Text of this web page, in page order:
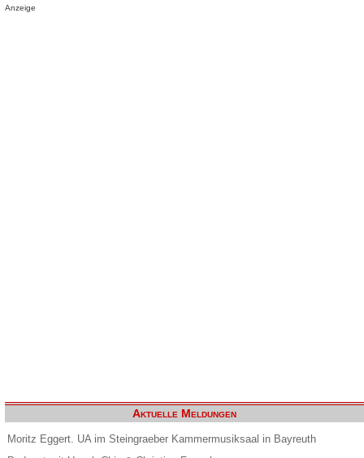
Anzeige
Aktuelle Meldungen
Moritz Eggert. UA im Steingraeber Kammermusiksaal in Bayreuth